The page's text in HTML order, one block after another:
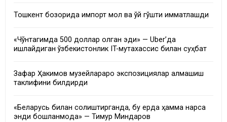
Тошкент бозорида импорт мол ва қўй гўшти қимматлашди
«Чўнтагимда 500 доллар қолган эди» — Uber’да
ишлайдиган ўзбекистонлик IT-мутахассис билан суҳбат
Зафар Ҳакимов музейлараро экспозициялар алмашиш
таклифини билдирди
«Беларусь билан солиштирганда, бу ерда ҳамма нарса
энди бошланмоқда» — Тимур Миндаров